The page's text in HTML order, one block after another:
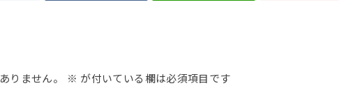
りません。 ※ が付いている欄は必須項目です